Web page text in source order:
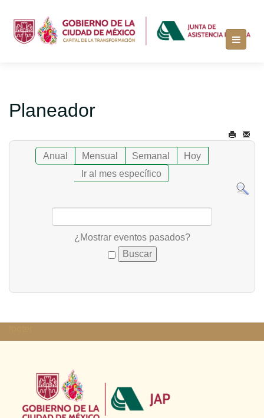
Planeador
Anual Mensual Semanal
Hoy
Ir al mes específico
¿Mostrar eventos pasados?